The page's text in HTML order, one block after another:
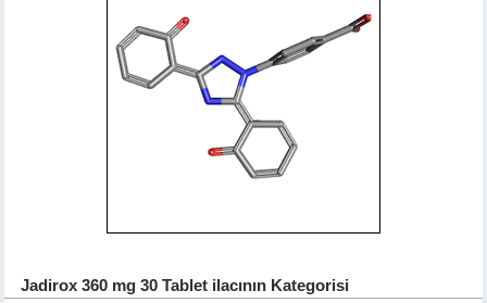
Jadirox 360 mg 30 Tablet ilacının Kategorisi